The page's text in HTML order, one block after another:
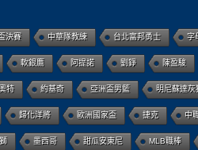
決賽 中華隊教練 台北富邦勇士 字
軟銀鷹 阿提諾 劉錚 陳盈駿
特 約基奇 亞洲盃男籃 明尼蘇達灰
歸化洋將 歐洲國家盃 捷克 中
墨西哥 甜瓜安東尼 MLB職棒